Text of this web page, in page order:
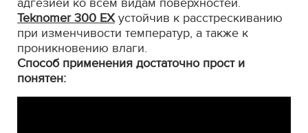
адгезией ко всем видам поверхностей.
Teknomer 300 EXустойчив к расстрескиванию
при изменчивости температур, а также к
проникновению влаги.
Способ применения достаточно прост и
понятен: